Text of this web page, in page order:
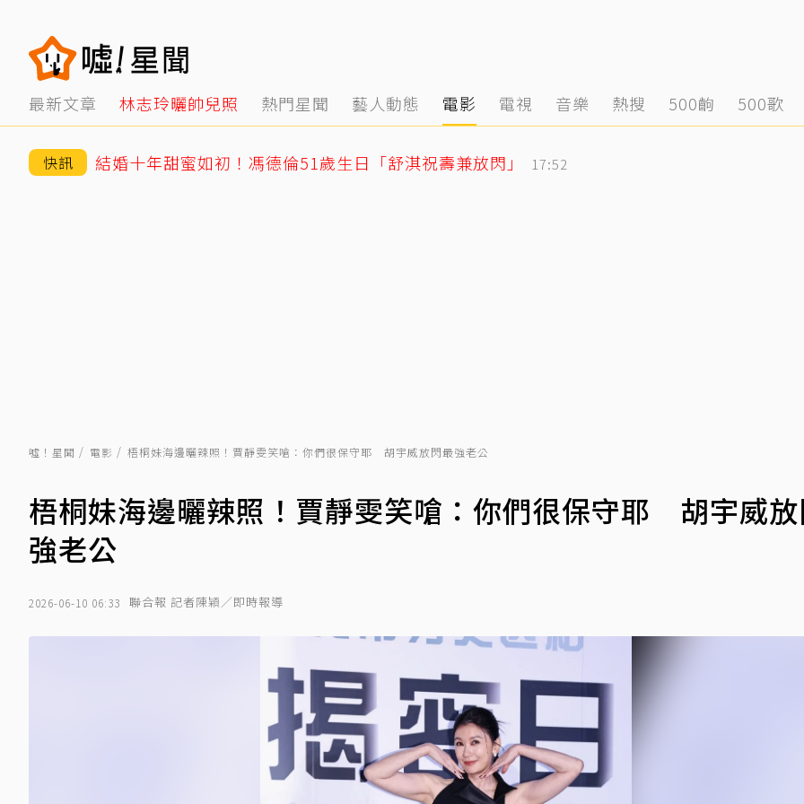
最新文章 林志玲曬帥兒照 熱門星聞 藝人動態 電影 電視 音樂 熱搜 500齣 500歌
快訊 結婚十年甜蜜如初！馮德倫51歲生日「舒淇祝壽兼放閃」 17:52
噓！星聞 電影 梧桐妹海邊曬辣照！賈靜雯笑嗆：你們很保守耶 胡宇威放閃最強老公
梧桐妹海邊曬辣照！賈靜雯笑嗆：你們很保守耶 胡宇威
強老公
2026-06-10 06:33 聯合報 記者陳穎／即時報導